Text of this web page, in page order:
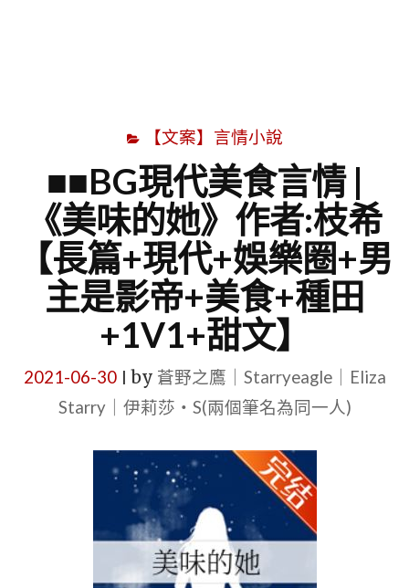
【文案】言情小說
■■BG現代美食言情 |
《美味的她》作者:枝希
【長篇+現代+娛樂圈+男
主是影帝+美食+種田
+1V1+甜文】
2021-06-30| by 蒼野之鷹｜Starryeagle｜Eliza
Starry｜伊莉莎・S(兩個筆名為同一人)